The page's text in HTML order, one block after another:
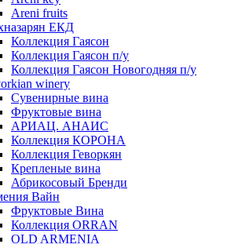
Areni fruits
ЕКД
Коллекция Гаясон
Коллекция Гаясон п/у
Коллекция Гаясон Новогодняя п/у
winery
Сувенирные вина
Фруктовые вина
АРИАЦ. АНАИС
Коллекция КОРОНА
Коллекция Геворкян
Крепленые вина
Абрикосовый Бренди
Вайн
Фруктовые Вина
Коллекция ORRAN
OLD ARMENIA